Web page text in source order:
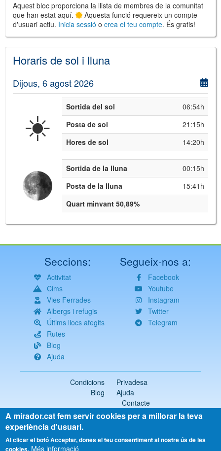
©Leaflet
JS library for interactive maps
©OpenStreetMap
©
Catalunya
Aquest bloc proporciona la llista de membres de la comunitat
que han estat aquí.
Aquesta funció requereix un compte
d'usuari actiu. Inicia sessió o crea el teu compte. És gratis!
Horaris de sol i lluna
Dijous, 6 agost 2026
☀️ Sortida del sol
06:54h
Posta de sol
21:15h
Hores de sol
14:20h
Sortida de la lluna
00:15h
Posta de la lluna
15:41h
Quart minvant 50,89%
Seccions:
Activitat
Cims
Vies Ferrades
Albergs i refugis
Últims llocs afegits
Rutes
Blog
Ajuda
Segueix-nos a:
Facebook
Youtube
Instagram
Twitter
Telegram
Condicions
Privadesa
Blog
Ajuda
Contacte
2018-2026 ©mirador.cat
Tots els drets reservats
Select
A mirador.cat fem servir cookies per a millorar la teva
experiència d'usuari.
Al clicar el botó Acceptar, dones el teu consentiment al nostre ús de les
cookies. Més informació